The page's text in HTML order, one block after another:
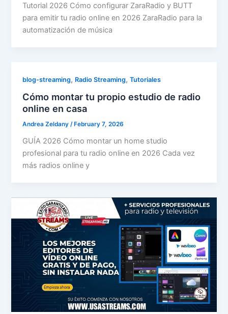
Tutorial 2026 Cómo configurar ZaraRadio y BUTT
para emitir tu radio online en 2026 ZaraRadio para la
automatización de música
blog-streaming, Radio Streaming,Tutoriales
Cómo montar tu propio estudio de radio
online en casa
Andrea Zeldany/ February 7, 2026
GUÍA 2026 Cómo montar un home studio
profesional para tu radio online en 2026 Cada vez
más radios online y